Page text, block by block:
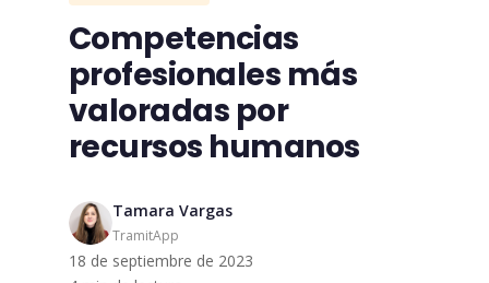
Competencias
profesionales más
valoradas por
recursos humanos
Tamara Vargas
TramitApp
18 de septiembre de 2023